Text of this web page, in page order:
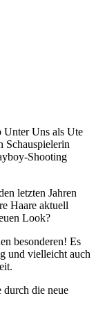
Unter Uns als Ute
Schauspielerin
Shooting
letzten Jahren
Haare aktuell
Look?
besonderen! Es
und vielleicht auch
die neue